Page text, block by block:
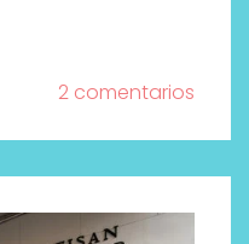
2 comentarios